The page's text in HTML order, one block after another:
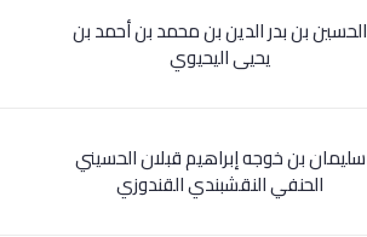
الحسين بن بدر الدين بن محمد بن أحمد بن
يحيى اليحيوي
سليمان بن خوجه إبراهيم قبلان الحسيني
الحنفي النقشبندي القندوزي